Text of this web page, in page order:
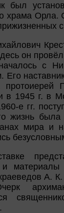
был
храма Орла.
он
с
Его
протоиерей
в 1945 г. в
е гг.
жизнь
мира и
и
А.